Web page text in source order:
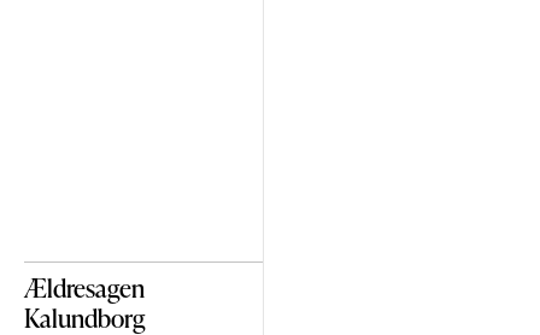
Ældresagen
Kalundborg